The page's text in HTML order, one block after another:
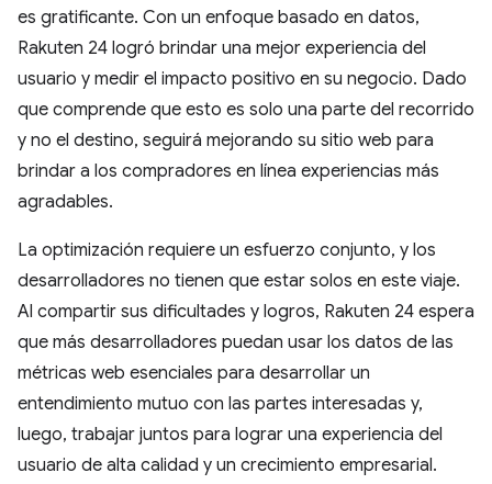
es gratificante. Con un enfoque basado en datos,
Rakuten 24 logró brindar una mejor experiencia del
usuario y medir el impacto positivo en su negocio. Dado
que comprende que esto es solo una parte del recorrido
y no el destino, seguirá mejorando su sitio web para
brindar a los compradores en línea experiencias más
agradables.
La optimización requiere un esfuerzo conjunto, y los
desarrolladores no tienen que estar solos en este viaje.
Al compartir sus dificultades y logros, Rakuten 24 espera
que más desarrolladores puedan usar los datos de las
métricas web esenciales para desarrollar un
entendimiento mutuo con las partes interesadas y,
luego, trabajar juntos para lograr una experiencia del
usuario de alta calidad y un crecimiento empresarial.